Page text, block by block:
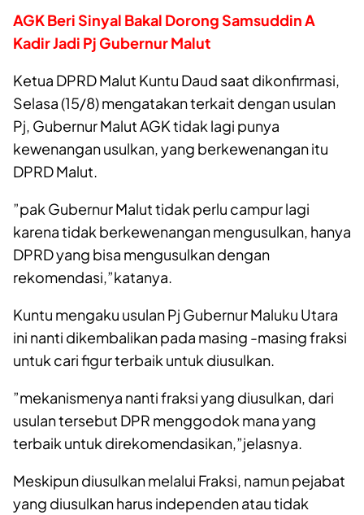
AGK Beri Sinyal Bakal Dorong Samsuddin A
Kadir Jadi Pj Gubernur Malut
Ketua DPRD Malut Kuntu Daud saat dikonfirmasi,
Selasa (15/8) mengatakan terkait dengan usulan
Pj, Gubernur Malut AGK tidak lagi punya
kewenangan usulkan, yang berkewenangan itu
DPRD Malut.
”pak Gubernur Malut tidak perlu campur lagi
karena tidak berkewenangan mengusulkan, hanya
DPRD yang bisa mengusulkan dengan
rekomendasi,”katanya.
Kuntu mengaku usulan Pj Gubernur Maluku Utara
ini nanti dikembalikan pada masing -masing fraksi
untuk cari figur terbaik untuk diusulkan.
”mekanismenya nanti fraksi yang diusulkan, dari
usulan tersebut DPR menggodok mana yang
terbaik untuk direkomendasikan,”jelasnya.
Meskipun diusulkan melalui Fraksi, namun pejabat
yang diusulkan harus independen atau tidak